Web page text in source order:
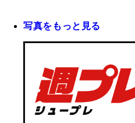
写真をもっと見る